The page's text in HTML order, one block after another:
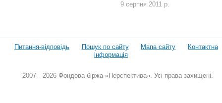
9 серпня 2011 р.
Питання-відповідь Пошук по сайту Мапа сайту
Контактна
інформація
2007—2026 Фондова біржа «Перспектива». Усі права захищені.